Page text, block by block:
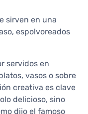
sirven en una
espolvoreados
servidos en
vasos o sobre
creativa es clave
delicioso, sino
dijo el famoso